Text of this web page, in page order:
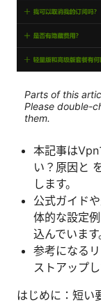
Parts of this
Please double-
them.
本記事は
い？原因と
します。
公式ガイド
体的な設定
込んでいます
参考になる
ストアップし
はじめに：短い